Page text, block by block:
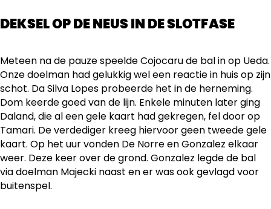
DEKSEL OP DE NEUS IN DE SLOTFASE
Meteen na de pauze speelde Cojocaru de bal in op Ueda.
Onze doelman had gelukkig wel een reactie in huis op zijn
schot. Da Silva Lopes probeerde het in de herneming.
Dom keerde goed van de lijn. Enkele minuten later ging
Daland, die al een gele kaart had gekregen, fel door op
Tamari. De verdediger kreeg hiervoor geen tweede gele
kaart. Op het uur vonden De Norre en Gonzalez elkaar
weer. Deze keer over de grond. Gonzalez legde de bal
via doelman Majecki naast en er was ook gevlagd voor
buitenspel.